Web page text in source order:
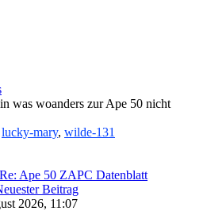
was woanders zur Ape 50 nicht
lucky-mary, wilde-131
Re: Ape 50 ZAPC Datenblatt
Beitrag
2026, 11:07